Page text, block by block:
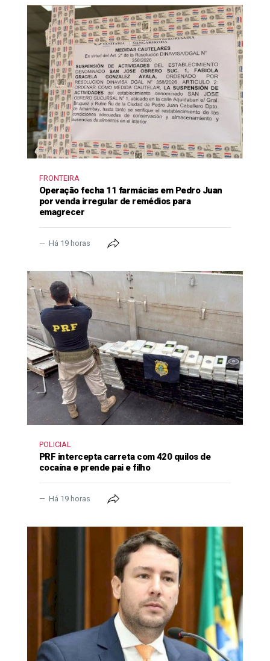
FRONTEIRA
Operação fecha 11 farmácias em Pedro Juan
por venda irregular de remédios para
emagrecer
Há 19 horas
POLICIAL
PRF intercepta carreta com 420 quilos de
cocaína e prende pai e filho
Há 19 horas